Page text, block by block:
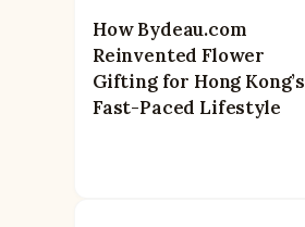
How Bydeau.com
Reinvented Flower
Gifting for Hong Kong’s
Fast-Paced Lifestyle